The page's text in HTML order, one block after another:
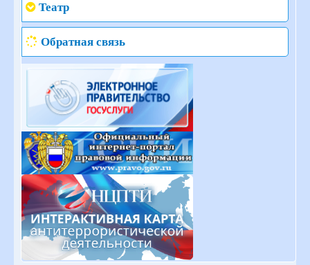
Театр
Обратная связь